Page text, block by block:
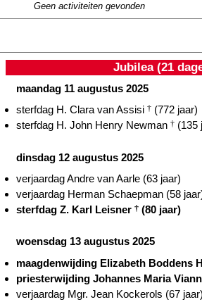
Geen activiteiten gevonden
Jubilea (21
maandag 11 augustus 2025
sterfdag H. Clara van Assisi † (772 jaar)
sterfdag H. John Henry Newman † (135
dinsdag 12 augustus 2025
verjaardag Andre van Aarle (63 jaar)
verjaardag Herman Schaepman (58
sterfdag Z. Karl Leisner † (80 jaar)
woensdag 13 augustus 2025
maagdenwijding Elizabeth Boddens
priesterwijding Johannes Maria
verjaardag Mgr. Jean Kockerols (67